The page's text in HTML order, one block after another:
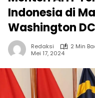
Indonesia di
Washington DC
Redaksi
2 Min
Mei 17, 2024